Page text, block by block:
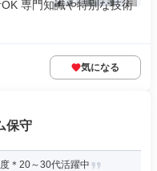
専門知識や特別な技術
気になる
保守
＊20～30代活躍中